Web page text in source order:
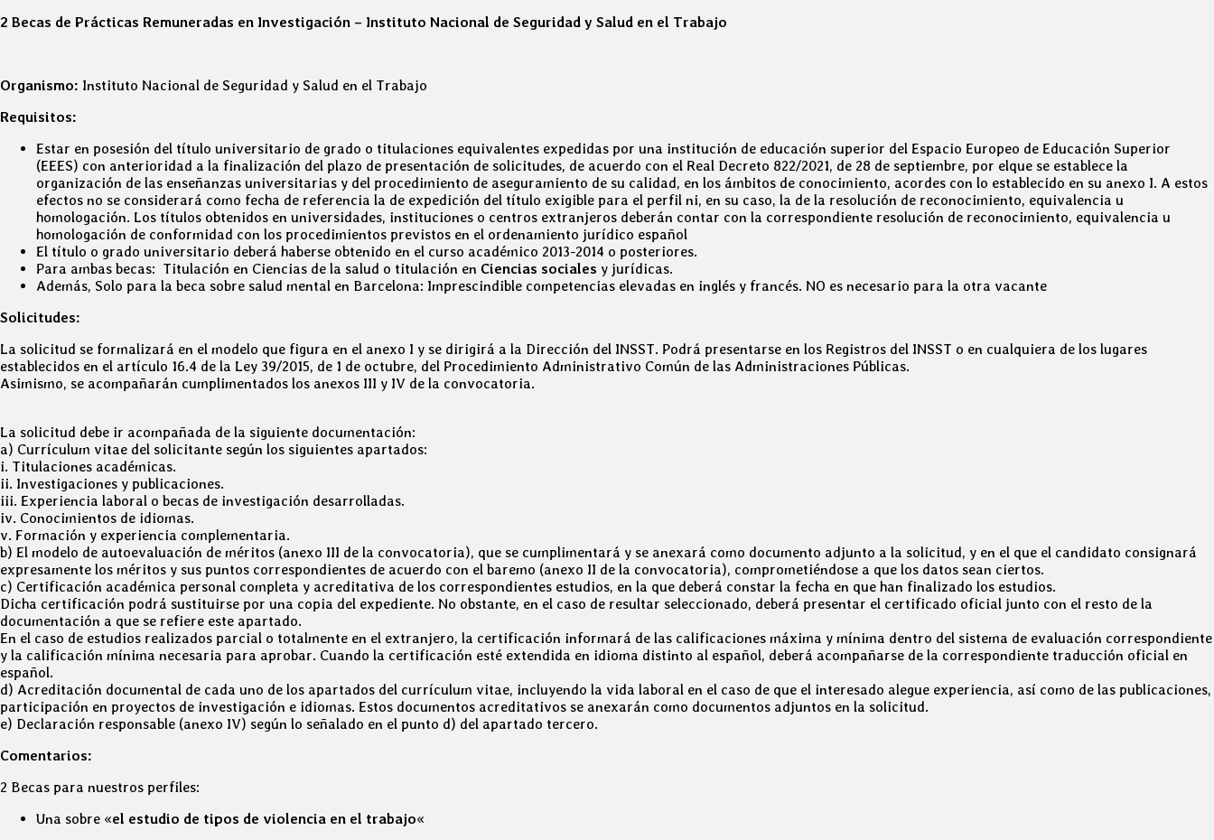
2 Becas de Prácticas Remuneradas en Investigación – Instituto Nacional de Seguridad y Salud en el Trabajo
Organismo: Instituto Nacional de Seguridad y Salud en el Trabajo
Requisitos:
Estar en posesión del título universitario de grado o titulaciones equivalentes expedidas por una institución de educación superior del Espacio Europeo de Educación Superior
(EEES) con anterioridad a la finalización del plazo de presentación de solicitudes, de acuerdo con el Real Decreto 822/2021, de 28 de septiembre, por elque se establece la
organización de las enseñanzas universitarias y del procedimiento de aseguramiento de su calidad, en los ámbitos de conocimiento, acordes con lo establecido en su anexo I. A estos
efectos no se considerará como fecha de referencia la de expedición del título exigible para el perfil ni, en su caso, la de la resolución de reconocimiento, equivalencia u
homologación. Los títulos obtenidos en universidades, instituciones o centros extranjeros deberán contar con la correspondiente resolución de reconocimiento, equivalencia u
homologación de conformidad con los procedimientos previstos en el ordenamiento jurídico español
El título o grado universitario deberá haberse obtenido en el curso académico 2013-2014 o posteriores.
Para ambas becas: Titulación en Ciencias de la salud o titulación en Ciencias sociales y jurídicas.
Además, Solo para la beca sobre salud mental en Barcelona: Imprescindible competencias elevadas en inglés y francés. NO es necesario para la otra vacante
Solicitudes:
La solicitud se formalizará en el modelo que figura en el anexo I y se dirigirá a la Dirección del INSST. Podrá presentarse en los Registros del INSST o en cualquiera de los lugares
establecidos en el artículo 16.4 de la Ley 39/2015, de 1 de octubre, del Procedimiento Administrativo Común de las Administraciones Públicas.
Asimismo, se acompañarán cumplimentados los anexos III y IV de la convocatoria.
La solicitud debe ir acompañada de la siguiente documentación:
a) Currículum vitae del solicitante según los siguientes apartados:
i. Titulaciones académicas.
ii. Investigaciones y publicaciones.
iii. Experiencia laboral o becas de investigación desarrolladas.
iv. Conocimientos de idiomas.
v. Formación y experiencia complementaria.
b) El modelo de autoevaluación de méritos (anexo III de la convocatoria), que se cumplimentará y se anexará como documento adjunto a la solicitud, y en el que el candidato consignará
expresamente los méritos y sus puntos correspondientes de acuerdo con el baremo (anexo II de la convocatoria), comprometiéndose a que los datos sean ciertos.
c) Certificación académica personal completa y acreditativa de los correspondientes estudios, en la que deberá constar la fecha en que han finalizado los estudios.
Dicha certificación podrá sustituirse por una copia del expediente. No obstante, en el caso de resultar seleccionado, deberá presentar el certificado oficial junto con el resto de la
documentación a que se refiere este apartado.
En el caso de estudios realizados parcial o totalmente en el extranjero, la certificación informará de las calificaciones máxima y mínima dentro del sistema de evaluación correspondiente
y la calificación mínima necesaria para aprobar. Cuando la certificación esté extendida en idioma distinto al español, deberá acompañarse de la correspondiente traducción oficial en
español.
d) Acreditación documental de cada uno de los apartados del currículum vitae, incluyendo la vida laboral en el caso de que el interesado alegue experiencia, así como de las publicaciones,
participación en proyectos de investigación e idiomas. Estos documentos acreditativos se anexarán como documentos adjuntos en la solicitud.
e) Declaración responsable (anexo IV) según lo señalado en el punto d) del apartado tercero.
Comentarios:
2 Becas para nuestros perfiles:
Una sobre «el estudio de tipos de violencia en el trabajo«